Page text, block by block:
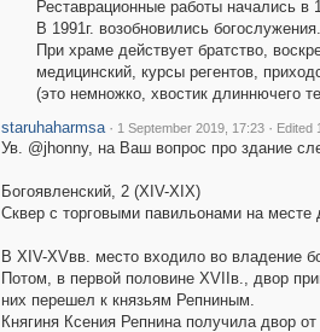
Реставрационные работы начались в
В 1991г. возобновились богослужения.
При храме действует братство,
медицинский, курсы регентов,
(это немножко, хвостик длиннючего
staruhaharmsa · 1 September 2019, 17:23 · Edited
Ув. @jhonny, на Ваш вопрос про здание
Богоявленский, 2 (XIV-XIX)
Сквер с торговыми павильонами на месте
В XIV-XVвв. место входило во владение
Потом, в первой половине XVIIв., двор
них перешел к князьям Репниным.
Княгиня Ксения Репнина получила двор